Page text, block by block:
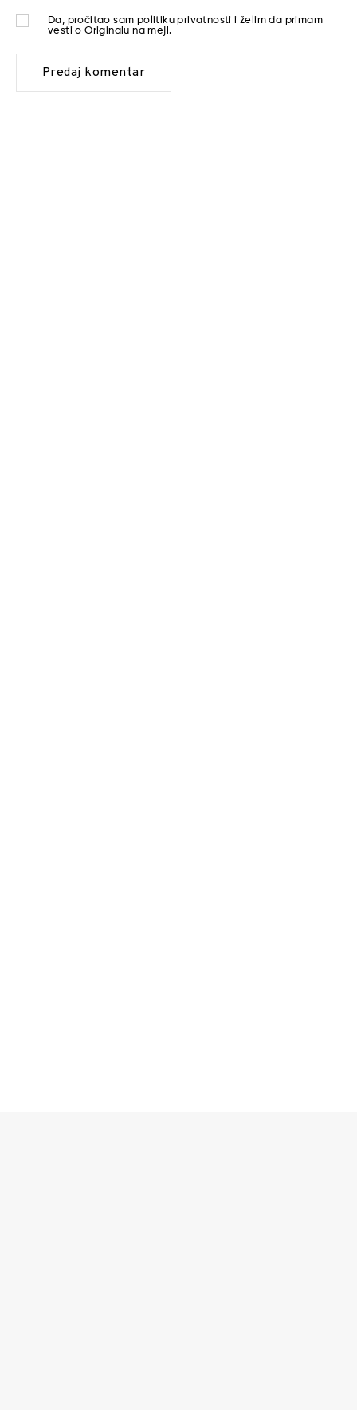
Da, pročitao sam politiku privatnosti
i želim da primam
vesti o Originalu na mejl.